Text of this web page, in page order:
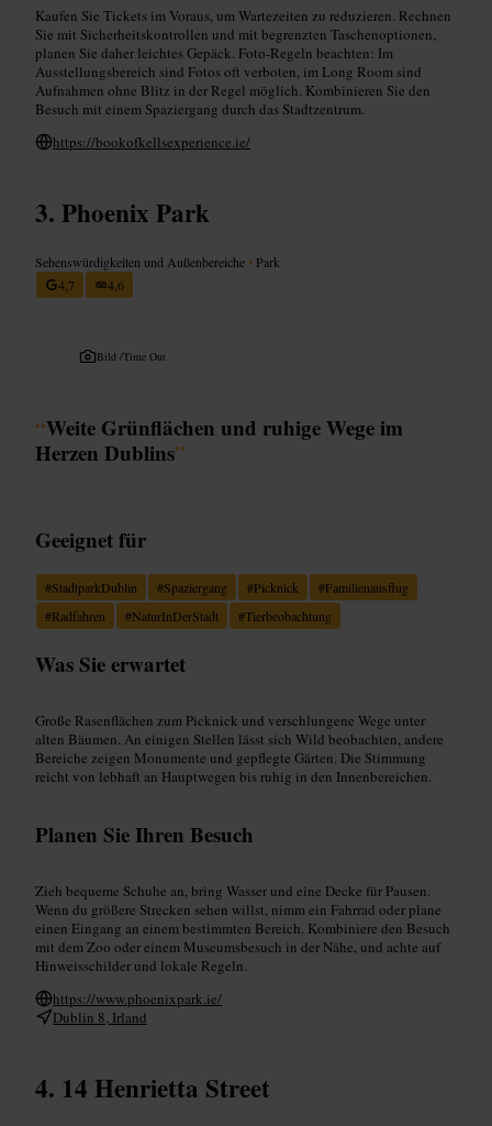
Kaufen Sie Tickets im Voraus, um Wartezeiten zu reduzieren. Rechnen
Sie mit Sicherheitskontrollen und mit begrenzten Taschenoptionen,
planen Sie daher leichtes Gepäck. Foto-Regeln beachten: Im
Ausstellungsbereich sind Fotos oft verboten, im Long Room sind
Aufnahmen ohne Blitz in der Regel möglich. Kombinieren Sie den
Besuch mit einem Spaziergang durch das Stadtzentrum.
https://bookofkellsexperience.ie/
Phoenix Park
Sehenswürdigkeiten und Außenbereiche • Park
4,7
4,6
Bild /Time Out
“Weite Grünflächen und ruhige Wege im
Herzen Dublins”
Geeignet für
#StadtparkDublin #Spaziergang #Picknick #Familienausflug
#Radfahren #NaturInDerStadt #Tierbeobachtung
Was Sie erwartet
Große Rasenflächen zum Picknick und verschlungene Wege unter
alten Bäumen. An einigen Stellen lässt sich Wild beobachten, andere
Bereiche zeigen Monumente und gepflegte Gärten. Die Stimmung
reicht von lebhaft an Hauptwegen bis ruhig in den Innenbereichen.
Planen Sie Ihren Besuch
Zieh bequeme Schuhe an, bring Wasser und eine Decke für Pausen.
Wenn du größere Strecken sehen willst, nimm ein Fahrrad oder plane
einen Eingang an einem bestimmten Bereich. Kombiniere den Besuch
mit dem Zoo oder einem Museumsbesuch in der Nähe, und achte auf
Hinweisschilder und lokale Regeln.
https://www.phoenixpark.ie/
Dublin 8, Irland
14 Henrietta Street